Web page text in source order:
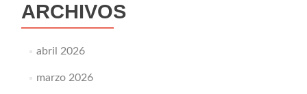
ARCHIVOS
abril 2026
marzo 2026